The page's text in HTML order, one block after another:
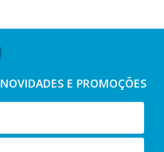
NOVIDADES E PROMOÇÕES